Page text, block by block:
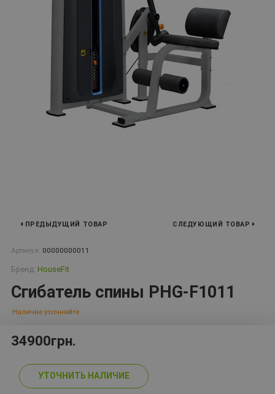
ПРЕДЫДУЩИЙ ТОВАР СЛЕДУЮЩИЙ ТОВАР
Артикул: 00000000011
Бренд: HouseFit
Сгибатель спины PHG-F1011
Наличие уточняйте
34900грн.
УТОЧНИТЬ НАЛИЧИЕ